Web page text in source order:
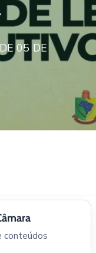
05 DE
conteúdos